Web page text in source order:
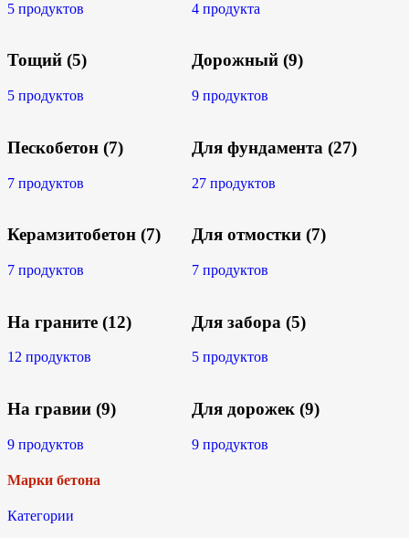
5 продуктов
Тощий (5)
5 продуктов
Пескобетон (7)
7 продуктов
Керамзитобетон (7)
7 продуктов
На граните (12)
12 продуктов
На гравии (9)
9 продуктов
4 продукта
Дорожный (9)
9 продуктов
Для фундамента (27)
27 продуктов
Для отмостки (7)
7 продуктов
Для забора (5)
5 продуктов
Для дорожек (9)
9 продуктов
Марки бетона
Категории